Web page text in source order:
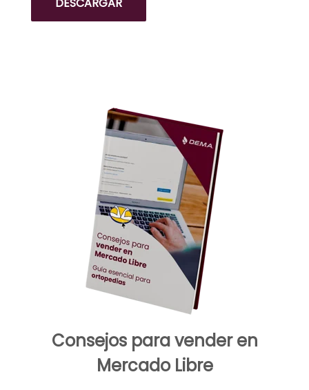
DESCARGAR
Consejos para vender en
Mercado Libre